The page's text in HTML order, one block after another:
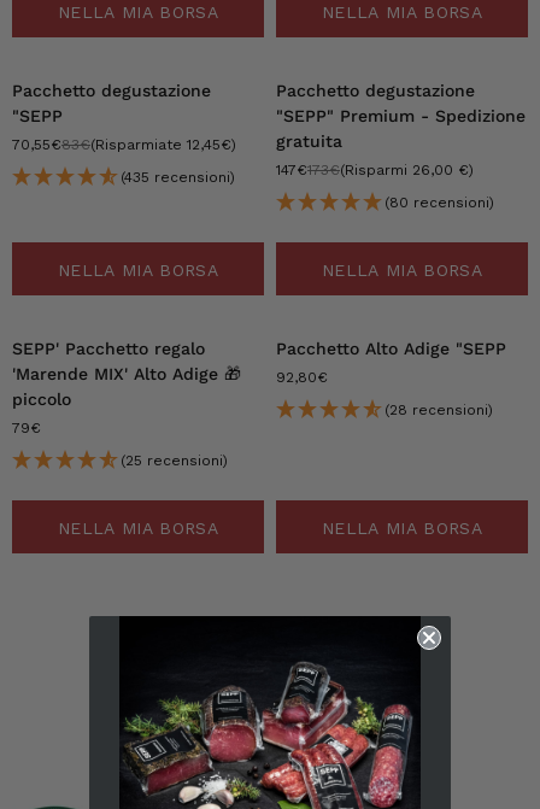
NELLA MIA BORSA NELLA MIA BORSA
-15%
Pacchetto degustazione
"SEPP
70,55€83€(Risparmiate 12,45€)
(435 recensioni)
NELLA MIA BORSA
-15%
Pacchetto degustazione
"SEPP" Premium - Spedizione
gratuita
147€173€(Risparmi 26,00 €)
(80 recensioni)
NELLA MIA BORSA
SEPP' Pacchetto regalo
'Marende MIX' Alto Adige 🎁
piccolo
79€
(25 recensioni)
NELLA MIA BORSA
Pacchetto Alto Adige "SEPP
92,80€
(28 recensioni)
NELLA MIA BORSA
Successivo "
6.242recensioni